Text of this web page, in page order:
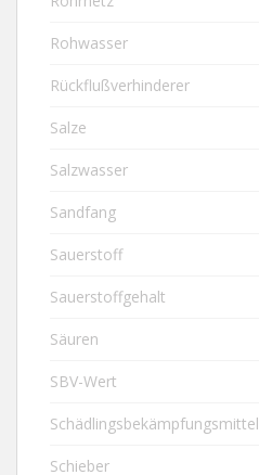
Rohwasser
Rückflußverhinderer
Salze
Salzwasser
Sandfang
Sauerstoff
Sauerstoffgehalt
Säuren
SBV-Wert
Schädlingsbekämpfungsmittel
Schieber